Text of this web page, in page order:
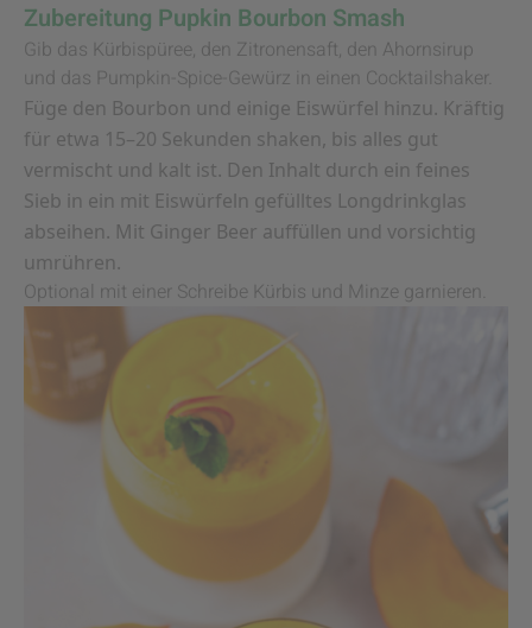
Zubereitung Pupkin Bourbon Smash
Gib das Kürbispüree, den Zitronensaft, den Ahornsirup
und das Pumpkin-Spice-Gewürz in einen Cocktailshaker.
Füge den Bourbon und einige Eiswürfel hinzu. Kräftig
für etwa 15–20 Sekunden shaken, bis alles gut
vermischt und kalt ist. Den Inhalt durch ein feines
Sieb in ein mit Eiswürfeln gefülltes Longdrinkglas
abseihen. Mit Ginger Beer auffüllen und vorsichtig
umrühren.
Optional mit einer Schreibe Kürbis und Minze garnieren.